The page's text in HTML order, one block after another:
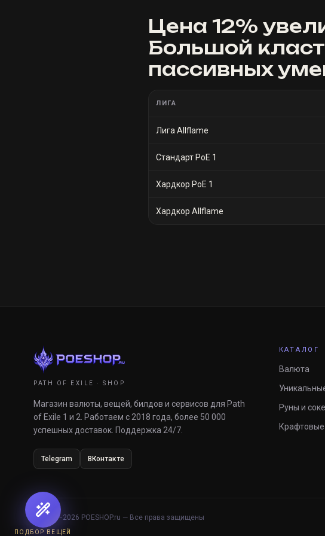
Цена 12%
Большой
пассивных
ЛИГА
Лига Allflame
Стандарт PoE 1
Хардкор PoE 1
Хардкор Allflame
PATH OF EXILE · SHOP
Магазин валюты, вещей, билдов и сервисов для Path
of Exile 1 и 2. Работаем с 2018 года, более 50 000
успешных доставок. Поддержка 24/7.
Telegram ВКонтакте
КАТАЛОГ
Валюта
Руны и
Крафтовые
© 2018–2026 POESHOP.ru — Все права защищены
ПОДБОР ВЕЩЕЙ